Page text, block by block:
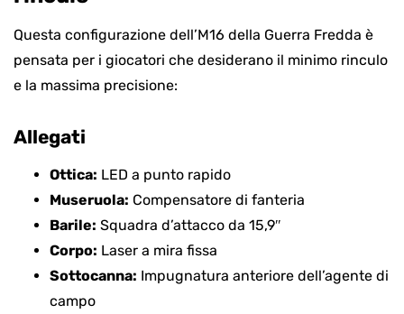
Questa configurazione dell’M16 della Guerra Fredda è
pensata per i giocatori che desiderano il minimo rinculo
e la massima precisione:
Allegati
Ottica: LED a punto rapido
Museruola: Compensatore di fanteria
Barile: Squadra d’attacco da 15,9″
Corpo: Laser a mira fissa
Sottocanna: Impugnatura anteriore dell’agente di
campo